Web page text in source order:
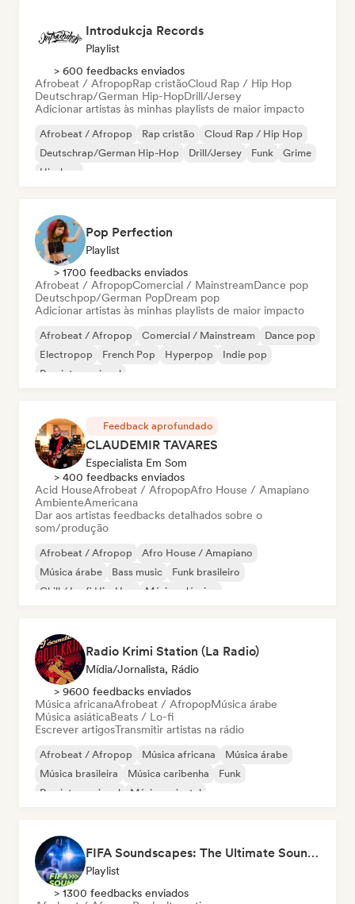
Introdukcja Records
Playlist
> 600 feedbacks enviados
Afrobeat / AfropopRap cristãoCloud Rap / Hip Hop
Deutschrap/German Hip-HopDrill/Jersey
Adicionar artistas às minhas playlists de maior impacto
Afrobeat / Afropop Rap cristão
Cloud Rap / Hip Hop
Deutschrap/German Hip-Hop
Drill/Jersey Funk
Grime
Hip-hop
Pop Perfection
Playlist
> 1700 feedbacks enviados
Afrobeat / AfropopComercial / MainstreamDance pop
Deutschpop/German PopDream pop
Adicionar artistas às minhas playlists de maior impacto
Afrobeat / Afropop Comercial / Mainstream
Dance pop
Electropop
French Pop Hyperpop
Indie pop
Pop internacional
Feedback aprofundado
CLAUDEMIR TAVARES
Especialista Em Som
> 400 feedbacks enviados
Acid HouseAfrobeat / AfropopAfro House / Amapiano
AmbienteAmericana
Dar aos artistas feedbacks detalhados sobre o
som/produção
Afrobeat / Afropop
Afro House / Amapiano
Música árabe
Bass music
Funk brasileiro
Chill / Lo-fi Hip-Hop
Música clássica
Radio Krimi Station (La Radio)
Mídia/Jornalista, Rádio
> 9600 feedbacks enviados
Música africanaAfrobeat / AfropopMúsica árabe
Música asiáticaBeats / Lo-fi
Escrever artigosTransmitir artistas na rádio
Afrobeat / Afropop Música africana
Música árabe
Música brasileira
Música caribenha
Funk
Rap internacional
Música oriental
FIFA Soundscapes: The Ultimate Soundtrack ⚽️ Festival Indie, Electropop & Dance Anthems
Playlist
> 1300 feedbacks enviados